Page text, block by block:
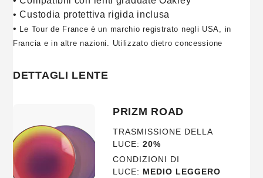
• Custodia protettiva rigida inclusa
• Le Tour de France è un marchio registrato negli USA, in
Francia e in altre nazioni. Utilizzato dietro concessione
DETTAGLI LENTE
PRIZM ROAD
TRASMISSIONE DELLA
LUCE: 20%
CONDIZIONI DI
LUCE: MEDIO LEGGERO